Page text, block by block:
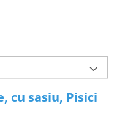
cu sasiu, Pisici